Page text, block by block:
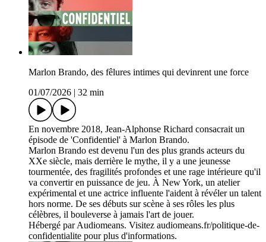
Marlon Brando, des fêlures intimes qui devinrent une force
01/07/2026
32 min
En novembre 2018, Jean-Alphonse Richard consacrait un
épisode de 'Confidentiel' à Marlon Brando.
Marlon Brando est devenu l'un des plus grands acteurs du
XXe siècle, mais derrière le mythe, il y a une jeunesse
tourmentée, des fragilités profondes et une rage intérieure qu'il
va convertir en puissance de jeu. À New York, un atelier
expérimental et une actrice influente l'aident à révéler un talent
hors norme. De ses débuts sur scène à ses rôles les plus
célèbres, il bouleverse à jamais l'art de jouer.
Hébergé par Audiomeans. Visitez audiomeans.fr/politique-de-
confidentialite pour plus d'informations.